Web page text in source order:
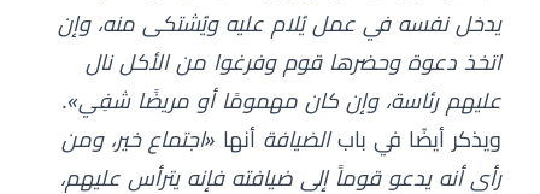
يدخل نفسه في عمل يُلام عليه ويُشتكى منه، وإن
اتخذ دعوة وحضرها قوم وفرغوا من الأكل نال
عليهم رئاسة، وإن كان مهمومًا أو مريضًا شفِي».
ويذكر أيضًا في بابالضيافة أنها «اجتماع خير، ومن
رأى أنه يدعو قوماً إلى ضيافته فإنه يترأس عليهم،